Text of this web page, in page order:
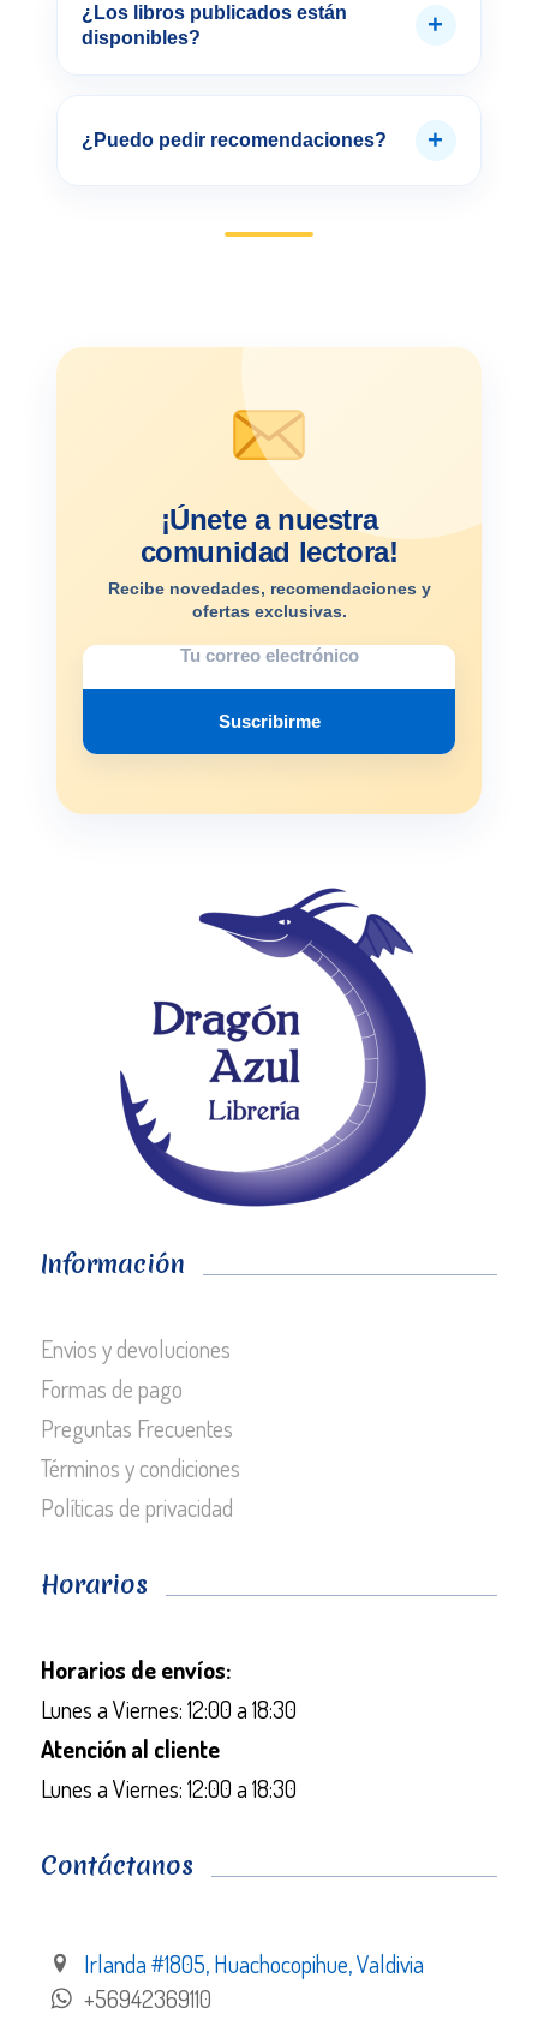
¿Los libros publicados están
disponibles?
+
¿Puedo pedir recomendaciones? +
¡Únete a nuestra
comunidad lectora!
Recibe novedades, recomendaciones y
ofertas exclusivas.
Suscribirme
Información
Envios y devoluciones
Formas de pago
Preguntas Frecuentes
Términos y condiciones
Políticas de privacidad
Horarios
Horarios de envíos:
Lunes a Viernes: 12:00 a 18:30
Atención al cliente
Lunes a Viernes: 12:00 a 18:30
Contáctanos
Irlanda #1805, Huachocopihue, Valdivia
+56942369110